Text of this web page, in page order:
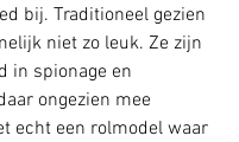
bij. Traditioneel gezien
niet zo leuk. Ze zijn
in spionage en
ongezien mee
echt een rolmodel waar